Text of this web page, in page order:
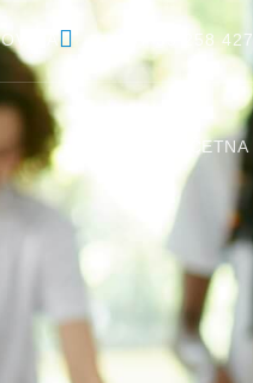
+387 35 258 427
POČETNA